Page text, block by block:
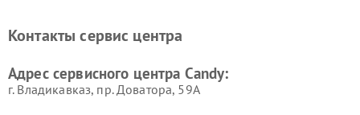
Контакты сервис центра
Адрес сервисного центра Candy:
г. Владикавказ, пр. Доватора, 59А